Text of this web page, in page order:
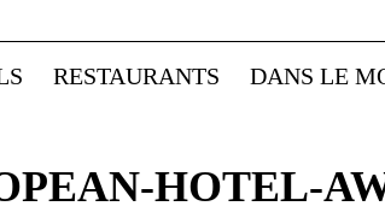
RESTAURANTS DANS LE
HOTEL-